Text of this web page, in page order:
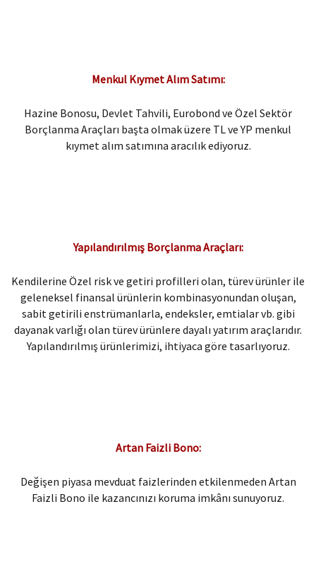
Menkul Kıymet Alım Satımı:​
Hazine Bonosu, Devlet Tahvili, Eurobond ve Özel Sektör
Borçlanma Araçları başta olmak üzere TL ve YP menkul
kıymet alım satımına aracılık ediyoruz.
Yapılandırılmış Borçlanma Araçları:
Kendilerine Özel risk ve getiri profilleri olan, türev ürünler ile
geleneksel finansal ürünlerin kombinasyonundan oluşan,
sabit getirili enstrümanlarla, endeksler, emtialar vb. gibi
dayanak varlığı olan türev ürünlere dayalı yatırım araçlarıdır.
Yapılandırılmış ürünlerimizi, ihtiyaca göre tasarlıyoruz.
Artan Faizli Bono:
Değişen piyasa mevduat faizlerinden etkilenmeden Artan
Faizli Bono ile kazancınızı koruma imkânı sunuyoruz.